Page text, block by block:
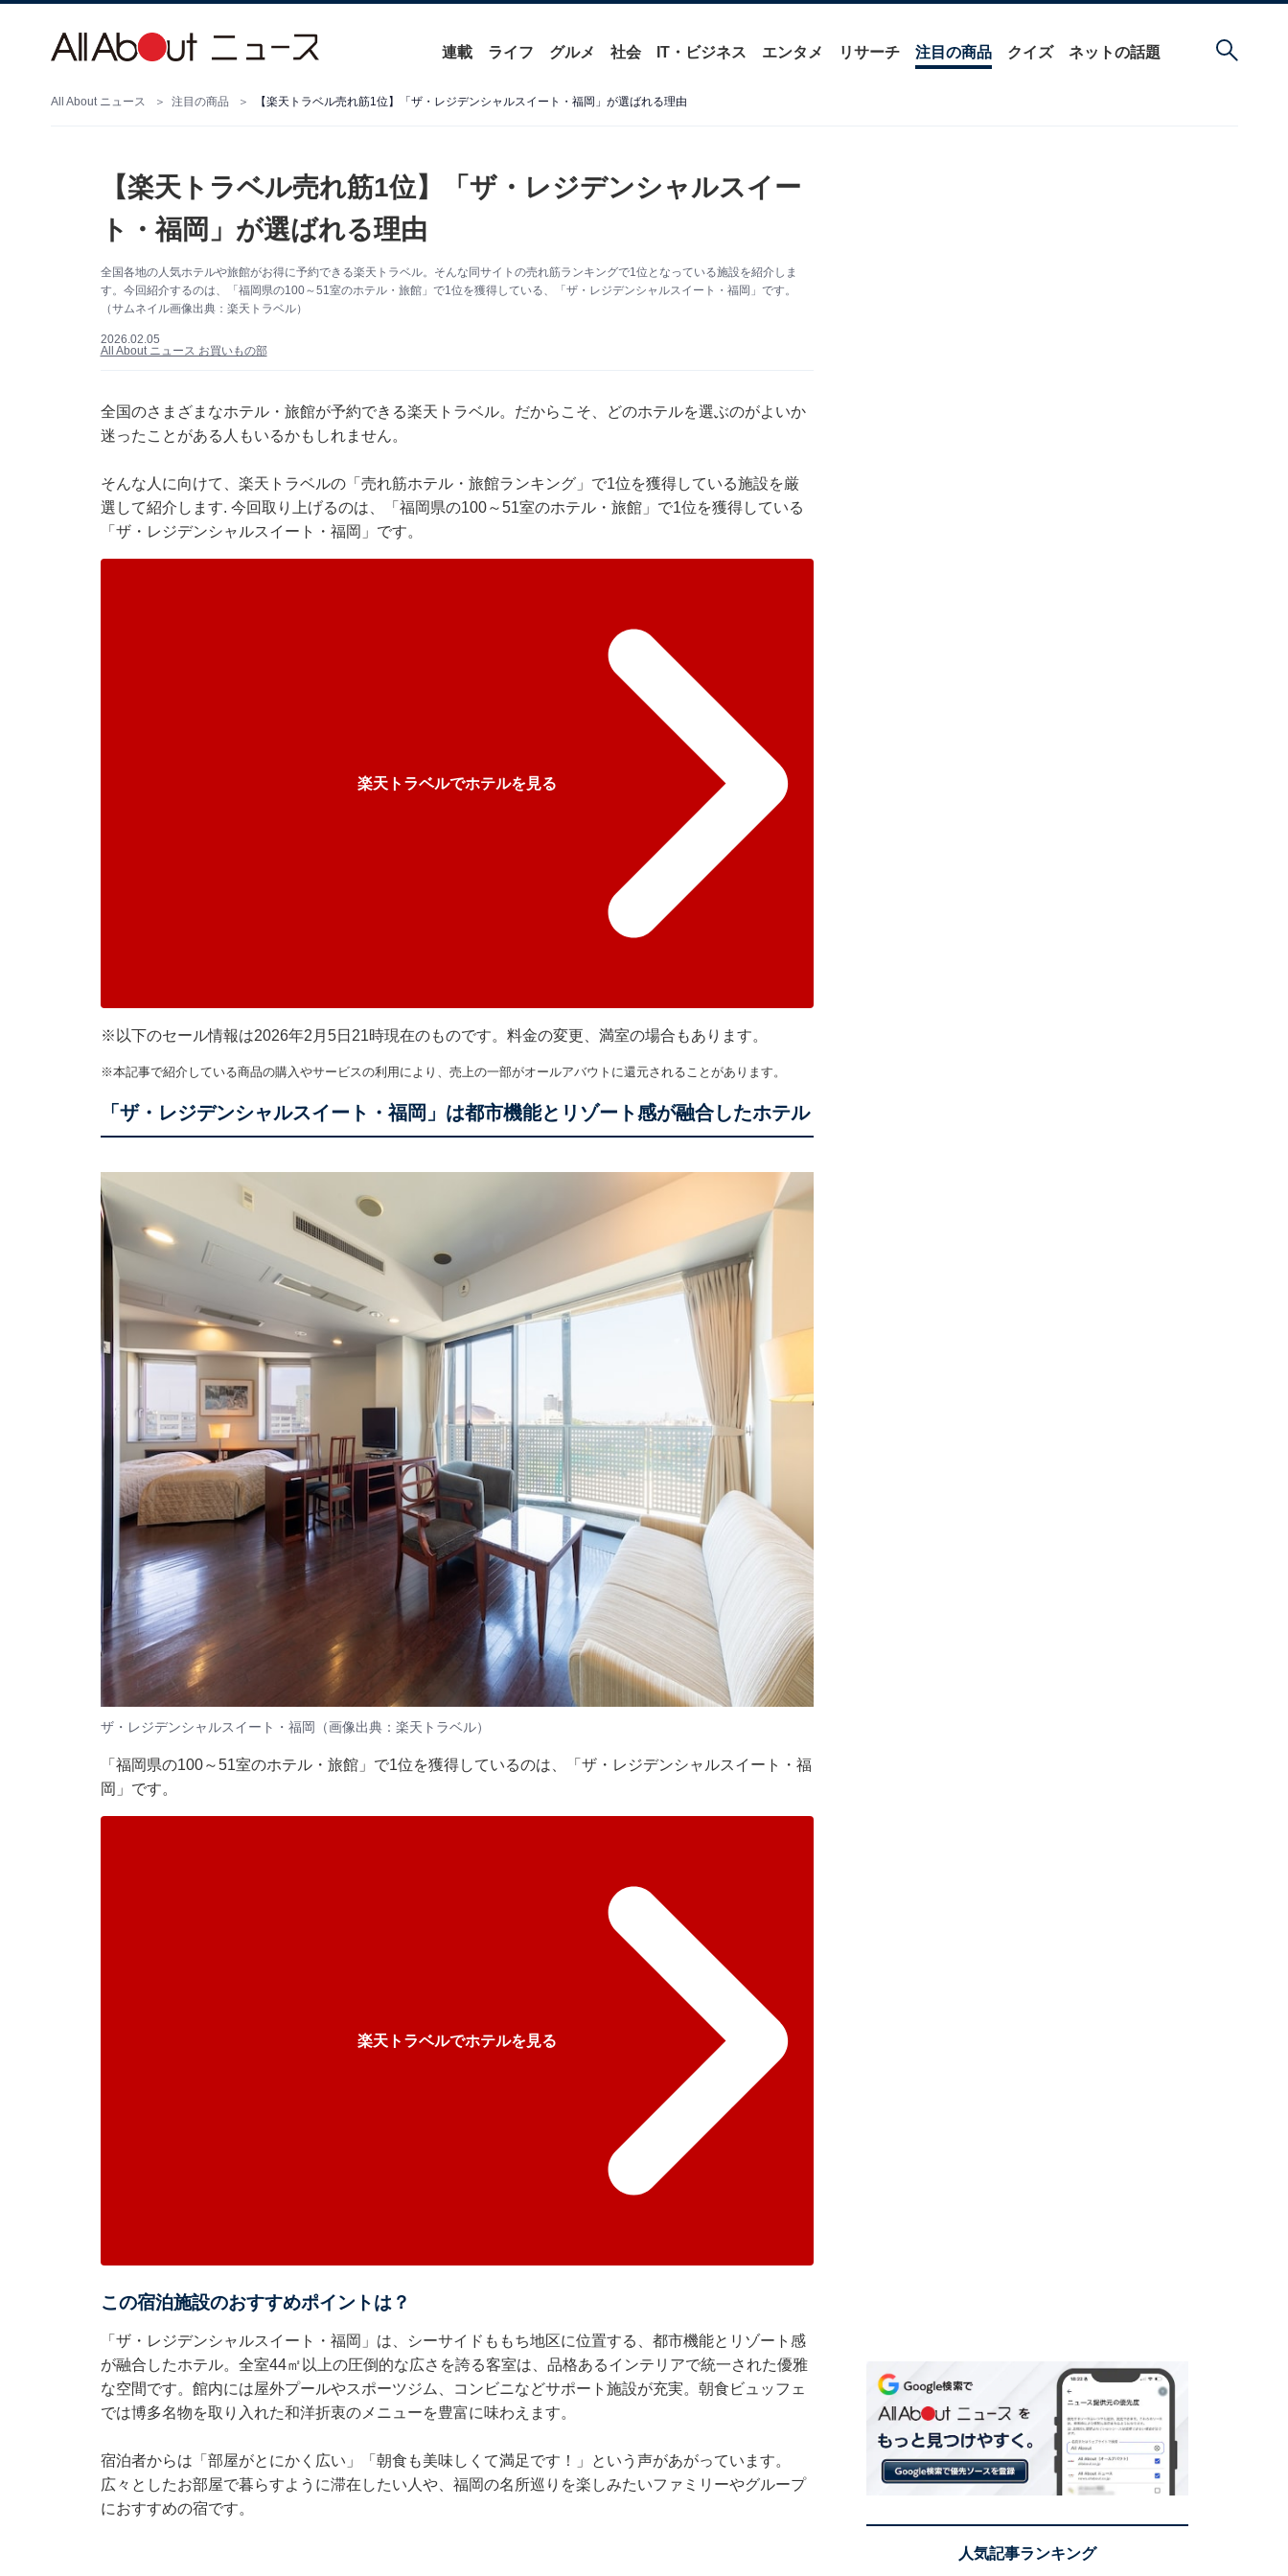
連載 ライフ グルメ 社会 IT・ビジネス エンタメ リサーチ 注目の商品 クイズ ネットの話題
All About ニュース 注目の商品 【楽天トラベル売れ筋1位】「ザ・レジデンシャルスイート・福岡」が選ばれる理由
【楽天トラベル売れ筋1位】「ザ・レジデンシャルスイー
ト・福岡」が選ばれる理由
全国各地の人気ホテルや旅館がお得に予約できる楽天トラベル。そんな同サイトの売れ筋ランキングで1位となっている施設を紹介しま
す。今回紹介するのは、「福岡県の100～51室のホテル・旅館」で1位を獲得している、「ザ・レジデンシャルスイート・福岡」です。
（サムネイル画像出典：楽天トラベル）
2026.02.05
All About ニュース お買いもの部
全国のさまざまなホテル・旅館が予約できる楽天トラベル。だからこそ、どのホテルを選ぶのがよいか
迷ったことがある人もいるかもしれません。
そんな人に向けて、楽天トラベルの「売れ筋ホテル・旅館ランキング」で1位を獲得している施設を厳
選して紹介します. 今回取り上げるのは、「福岡県の100～51室のホテル・旅館」で1位を獲得している
「ザ・レジデンシャルスイート・福岡」です。
楽天トラベルでホテルを見る
※以下のセール情報は2026年2月5日21時現在のものです。料金の変更、満室の場合もあります。
※本記事で紹介している商品の購入やサービスの利用により、売上の一部がオールアバウトに還元されることがあります。
「ザ・レジデンシャルスイート・福岡」は都市機能とリゾート感が融合したホテル
ザ・レジデンシャルスイート・福岡（画像出典：楽天トラベル）
「福岡県の100～51室のホテル・旅館」で1位を獲得しているのは、「ザ・レジデンシャルスイート・福
岡」です。
楽天トラベルでホテルを見る
この宿泊施設のおすすめポイントは？
「ザ・レジデンシャルスイート・福岡」は、シーサイドももち地区に位置する、都市機能とリゾート感
が融合したホテル。全室44㎡以上の圧倒的な広さを誇る客室は、品格あるインテリアで統一された優雅
な空間です。館内には屋外プールやスポーツジム、コンビニなどサポート施設が充実。朝食ビュッフェ
では博多名物を取り入れた和洋折衷のメニューを豊富に味わえます。
宿泊者からは「部屋がとにかく広い」「朝食も美味しくて満足です！」という声があがっています。
広々としたお部屋で暮らすように滞在したい人や、福岡の名所巡りを楽しみたいファミリーやグループ
におすすめの宿です。